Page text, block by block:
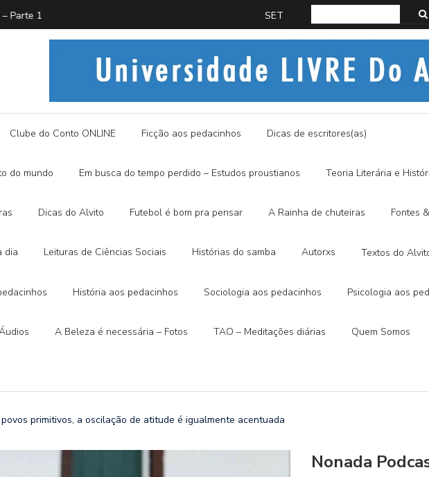
Histórias do Alvito – A FRALDA
Clube do Conto ONLINE Ficção aos pedacinhos Dicas de escritores(as)
do mundo Em busca do tempo perdido – Estudos proustianos Teoria Literária e
Dicas do Alvito Futebol é bom pra pensar A Rainha de chuteiras Fontes
dia Leituras de Ciências Sociais Histórias do samba Autorxs Textos do
História aos pedacinhos Sociologia aos pedacinhos Psicologia aos
A Beleza é necessária – Fotos TAO – Meditações diárias Quem Somos
primitivos, a oscilação de atitude é igualmente acentuada
Nonada